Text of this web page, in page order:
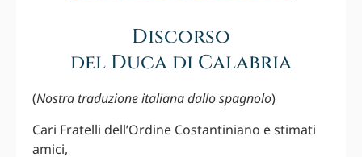
Discorso
del Duca di Calabria
(Nostra traduzione italiana dallo spagnolo)
Cari Fratelli dell’Ordine Costantiniano e stimati
amici,